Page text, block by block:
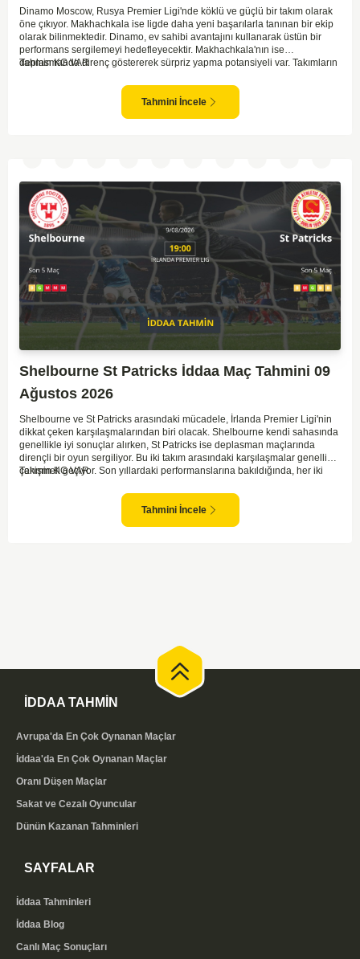
Dinamo Moscow, Rusya Premier Ligi'nde köklü ve güçlü bir takım olarak
öne çıkıyor. Makhachkala ise ligde daha yeni başarılarla tanınan bir ekip
olarak bilinmektedir. Dinamo, ev sahibi avantajını kullanarak üstün bir
performans sergilemeyi hedefleyecektir. Makhachkala'nın ise
deplasmanda direnç göstererek sürpriz yapma potansiyeli var. Takımların
karşılıklı goller izleyebileceğimiz bir mücadele olası görünüyor. Taktiksel
açıdan dengeli bir maç olması beklenirken, seyir zevki yüksek bir
karşılaşma bizleri bekliyor.
Tahmin KG VAR
Tahmini İncele
Shelbourne St Patricks İddaa Maç Tahmini 09
Ağustos 2026
Shelbourne ve St Patricks arasındaki mücadele, İrlanda Premier Ligi'nin
dikkat çeken karşılaşmalarından biri olacak. Shelbourne kendi sahasında
genellikle iyi sonuçlar alırken, St Patricks ise deplasman maçlarında
dirençli bir oyun sergiliyor. Bu iki takım arasındaki karşılaşmalar genellikle
çekişmeli geçiyor. Son yıllardaki performanslarına bakıldığında, her iki
bozulmayabilir ancak her iki takım da gol atmak için fırsatlar arayacaktır.
İki tarafın da savunmada dikkatli olması maçın sonucunu belirleyecek.
Tahmin KG VAR
Tahmini İncele
İDDAA TAHMİN
Avrupa'da En Çok Oynanan Maçlar
İddaa'da En Çok Oynanan Maçlar
Oranı Düşen Maçlar
Sakat ve Cezalı Oyuncular
Dünün Kazanan Tahminleri
SAYFALAR
İddaa Tahminleri
İddaa Blog
Canlı Maç Sonuçları